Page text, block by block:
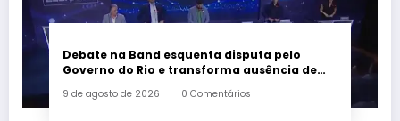
Debate na Band esquenta disputa pelo
Governo do Rio e transforma ausência de
9 de agosto de 2026 0 Comentários